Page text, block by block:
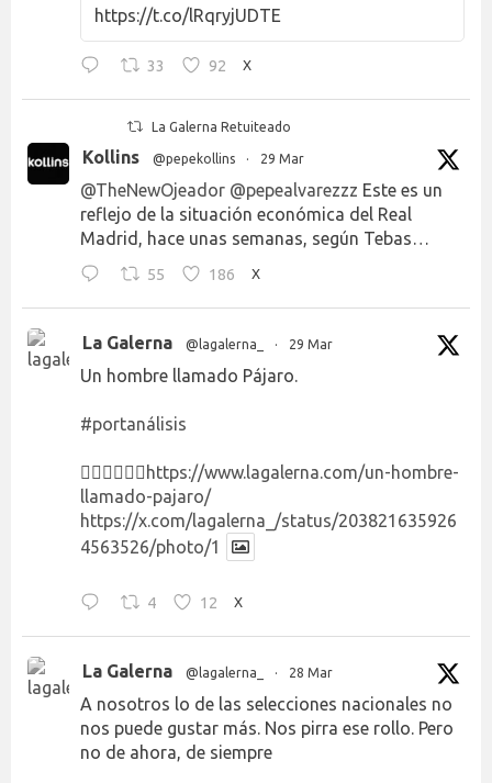
https://t.co/lRqryjUDTE
33 92 X
La Galerna Retuiteado
Kollins @pepekollins · 29 Mar
@TheNewOjeador @pepealvarezzz Este es un
reflejo de la situación económica del Real
Madrid, hace unas semanas, según Tebas…
55 186 X
La Galerna @lagalerna_ · 29 Mar
Un hombre llamado Pájaro.
#portanálisis
👉🏻👉🏻👉🏻 https://www.lagalerna.com/un-hombre-
llamado-pajaro/
https://x.com/lagalerna_/status/203821635926
4563526/photo/1
4 12 X
La Galerna @lagalerna_ · 28 Mar
A nosotros lo de las selecciones nacionales no
nos puede gustar más. Nos pirra ese rollo. Pero
no de ahora, de siempre